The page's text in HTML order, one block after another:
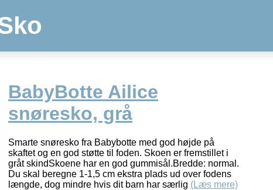
BabyBotte Ailice
snøresko, grå
Smarte snøresko fra Babybotte med god højde på
skaftet og en god støtte til foden. Skoen er fremstillet i
gråt skindSkoene har en god gummisål.Bredde: normal.
Du skal beregne 1-1,5 cm ekstra plads ud over fodens
længde, dog mindre hvis dit barn har særlig (Læs mere)